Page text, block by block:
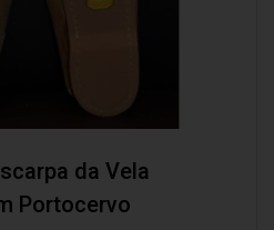
da Vela
Portocervo